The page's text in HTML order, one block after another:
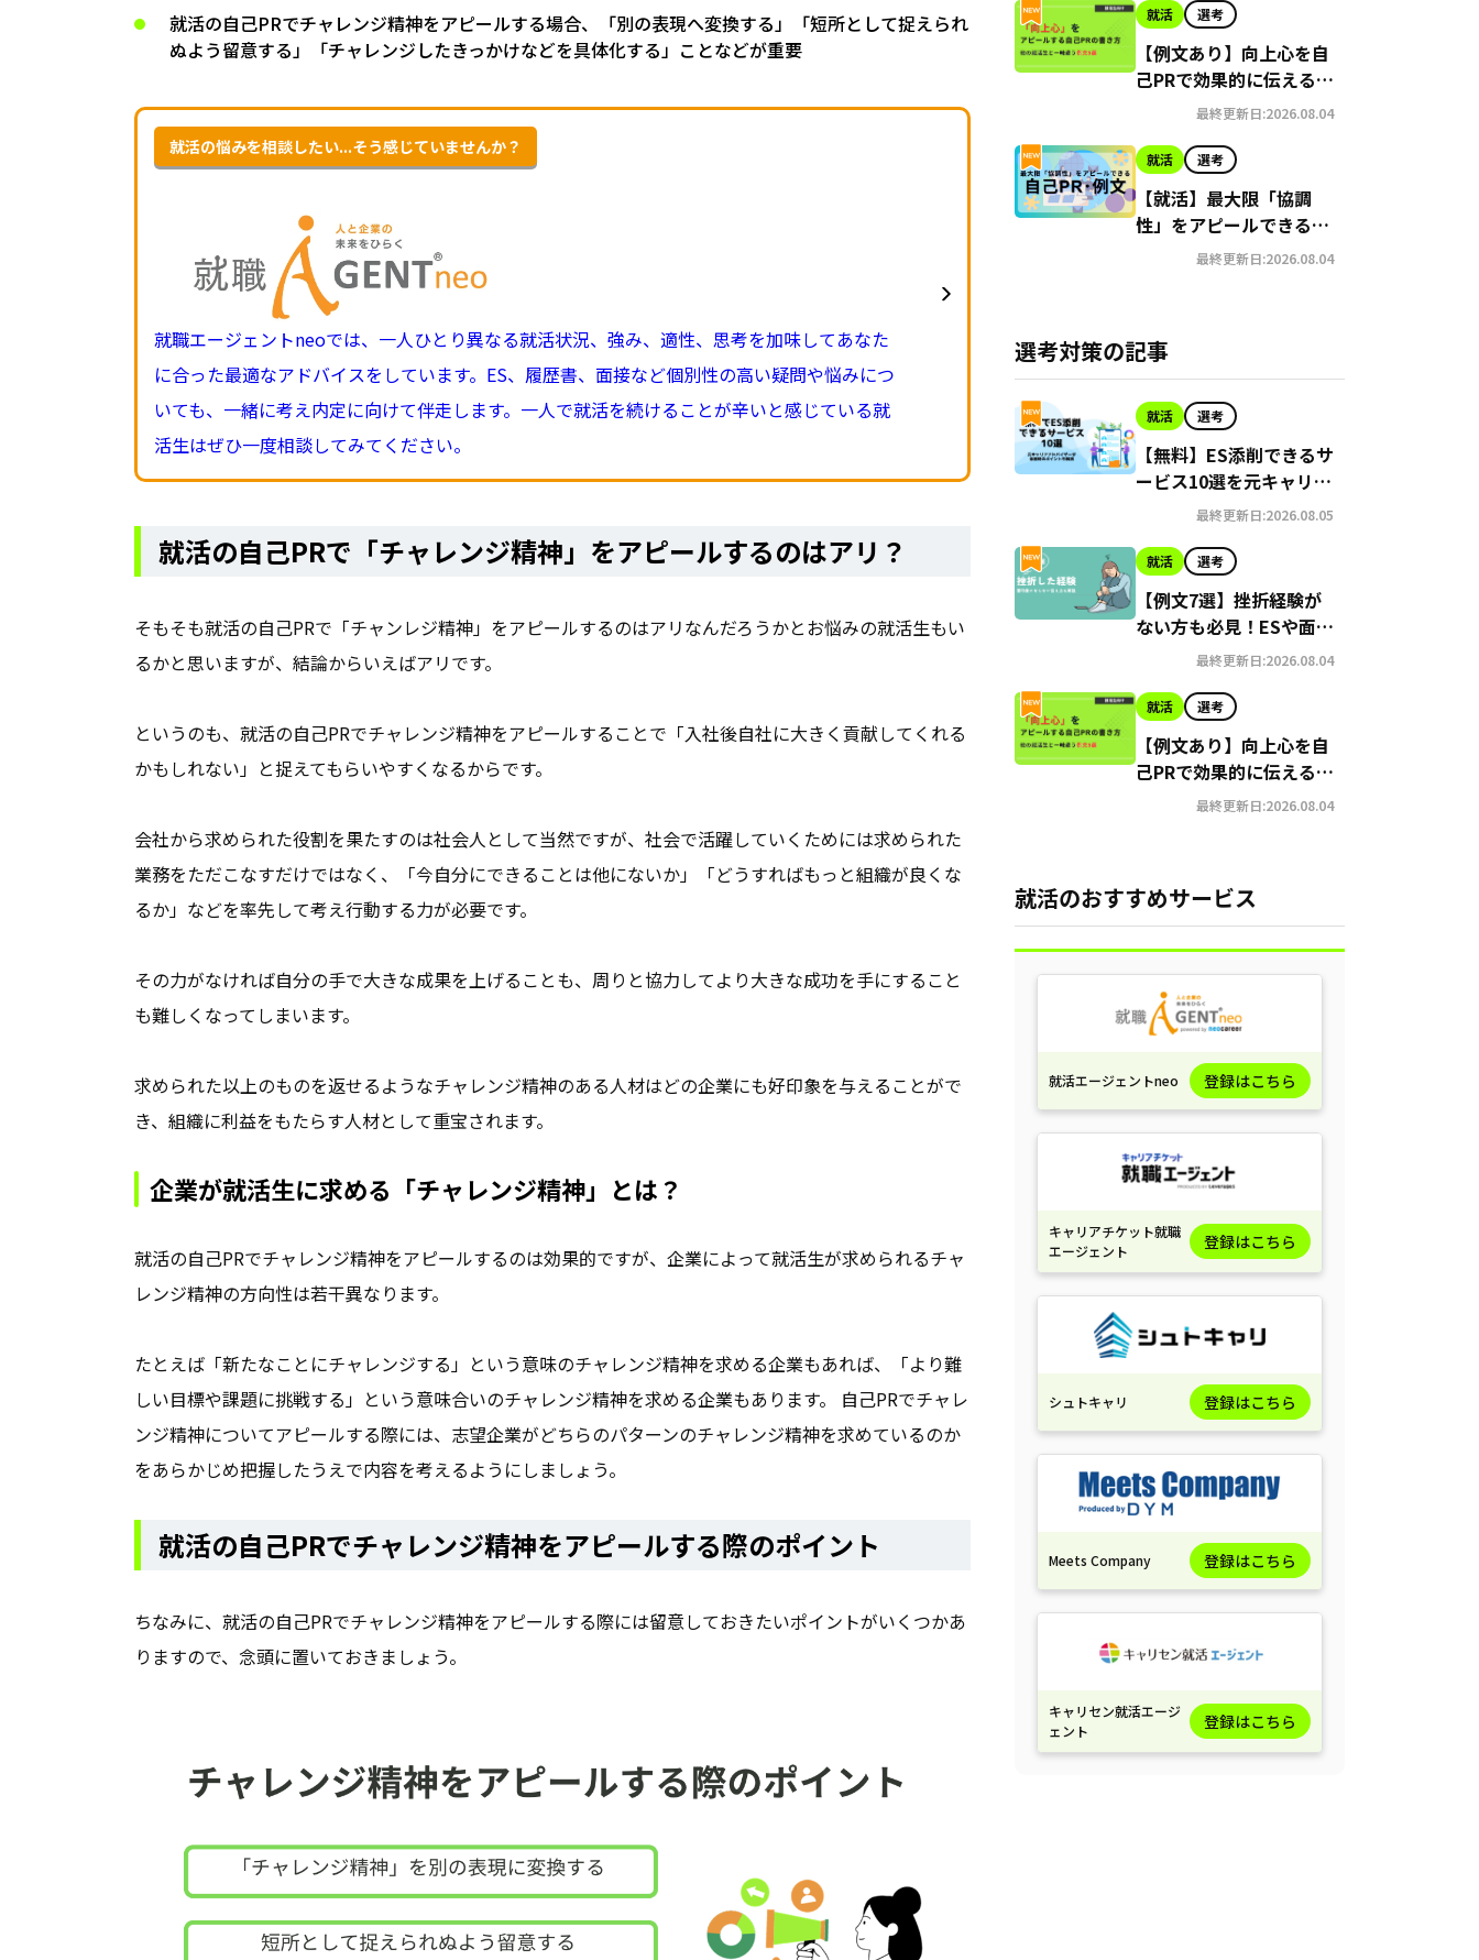
就活の自己PRでチャレンジ精神をアピールする場合、「別の表現へ変換する」「短所として捉えられ
ぬよう留意する」「チャレンジしたきっかけなどを具体化する」ことなどが重要
就活の悩みを相談したい...そう感じていませんか？
就職エージェントneoでは、一人ひとり異なる就活状況、強み、適性、思考を加味してあなた
に合った最適なアドバイスをしています。ES、履歴書、面接など個別性の高い疑問や悩みにつ
いても、一緒に考え内定に向けて伴走します。一人で就活を続けることが辛いと感じている就
活生はぜひ一度相談してみてください。
就活の自己PRで「チャレンジ精神」をアピールするのはアリ？
そもそも就活の自己PRで「チャンレジ精神」をアピールするのはアリなんだろうかとお悩みの就活生もい
るかと思いますが、結論からいえばアリです。
というのも、就活の自己PRでチャレンジ精神をアピールすることで「入社後自社に大きく貢献してくれる
かもしれない」と捉えてもらいやすくなるからです。
会社から求められた役割を果たすのは社会人として当然ですが、社会で活躍していくためには求められた
業務をただこなすだけではなく、「今自分にできることは他にないか」「どうすればもっと組織が良くな
るか」などを率先して考え行動する力が必要です。
その力がなければ自分の手で大きな成果を上げることも、周りと協力してより大きな成功を手にすること
も難しくなってしまいます。
求められた以上のものを返せるようなチャレンジ精神のある人材はどの企業にも好印象を与えることがで
き、組織に利益をもたらす人材として重宝されます。
企業が就活生に求める「チャレンジ精神」とは？
就活の自己PRでチャレンジ精神をアピールするのは効果的ですが、企業によって就活生が求められるチャ
レンジ精神の方向性は若干異なります。
たとえば「新たなことにチャレンジする」という意味のチャレンジ精神を求める企業もあれば、「より難
しい目標や課題に挑戦する」という意味合いのチャレンジ精神を求める企業もあります。 自己PRでチャレ
ンジ精神についてアピールする際には、志望企業がどちらのパターンのチャレンジ精神を求めているのか
をあらかじめ把握したうえで内容を考えるようにしましょう。
就活の自己PRでチャレンジ精神をアピールする際のポイント
ちなみに、就活の自己PRでチャレンジ精神をアピールする際には留意しておきたいポイントがいくつかあ
りますので、念頭に置いておきましょう。
就活 選考
【例文あり】向上心を自
己PRで効果的に伝えるコ
ツ｜言い換え例も紹介
最終更新日:2026.08.04
就活 選考
【就活】最大限「協調
性」をアピールできる自
己PR･例文7選最終更新日:2026.08.04
選考対策の記事
就活 選考
【無料】ES添削できるサ
ービス10選を元キャリア
アドバイザーが紹介 | 添
最終更新日:2026.08.05
就活 選考
【例文7選】挫折経験が
ない方も必見！ESや面接
でアピールする方法
最終更新日:2026.08.04
就活 選考
【例文あり】向上心を自
己PRで効果的に伝えるコ
ツ｜言い換え例も紹介
最終更新日:2026.08.04
就活のおすすめサービス
就活エージェントneo 登録はこちら
キャリアチケット就職
エージェント
登録はこちら
シュトキャリ 登録はこちら
Meets Company 登録はこちら
キャリセン就活エージ
ェント
登録はこちら